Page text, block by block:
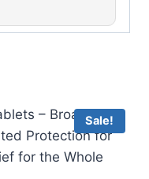
Sale!